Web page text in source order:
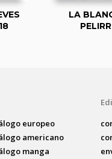
LA
europeo
americano
manga